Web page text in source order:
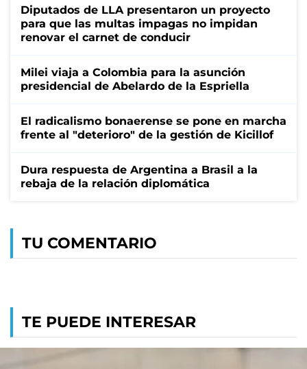
Diputados de LLA presentaron un proyecto
para que las multas impagas no impidan
renovar el carnet de conducir
Milei viaja a Colombia para la asunción
presidencial de Abelardo de la Espriella
El radicalismo bonaerense se pone en marcha
frente al "deterioro" de la gestión de Kicillof
Dura respuesta de Argentina a Brasil a la
rebaja de la relación diplomática
TU COMENTARIO
TE PUEDE INTERESAR